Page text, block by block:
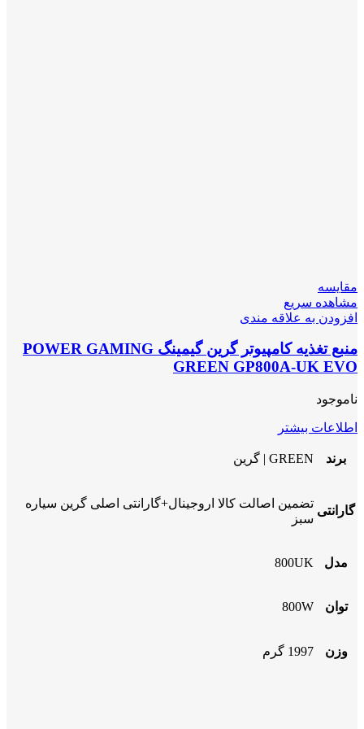
مقایسه
مشاهده سریع
افزودن به علاقه مندی
منبع تغذیه کامپیوتر گرین گیمینگ POWER GAMING
GREEN GP800A-UK EVO
ناموجود
اطلاعات بیشتر
برند GREEN | گرین
گارانتی
تضمین اصالت کالا اروجینال+گارانتی اصلی گرین سیاره
سبز
مدل 800UK
توان 800W
وزن 1997 گرم